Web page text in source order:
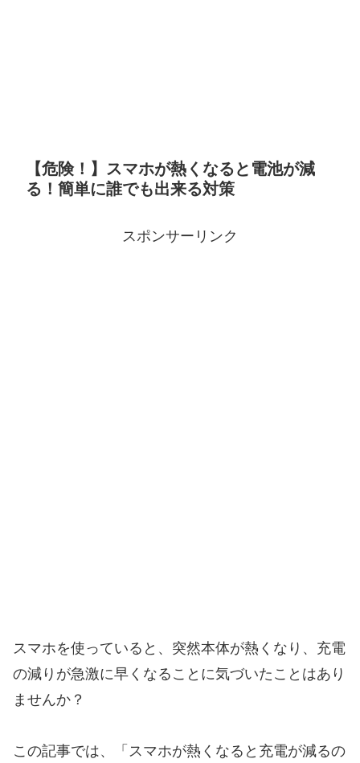
【危険！】スマホが熱くなると電池が減
る！簡単に誰でも出来る対策
スポンサーリンク
スマホを使っていると、突然本体が熱くなり、充電
の減りが急激に早くなることに気づいたことはあり
ませんか？
この記事では、「スマホが熱くなると充電が減るの